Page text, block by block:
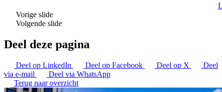
Vorige slide
Volgende slide
Deel deze pagina
Deel op LinkedIn Deel op Facebook Deel op X
Deel
via e-mail
Deel via WhatsApp
Terug naar overzicht